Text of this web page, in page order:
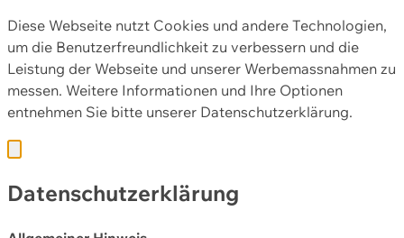
Diese Webseite nutzt Cookies und andere Technologien,
um die Benutzerfreundlichkeit zu verbessern und die
Leistung der Webseite und unserer Werbemassnahmen zu
messen. Weitere Informationen und Ihre Optionen
entnehmen Sie bitte unserer Datenschutzerklärung.
Datenschutzerklärung